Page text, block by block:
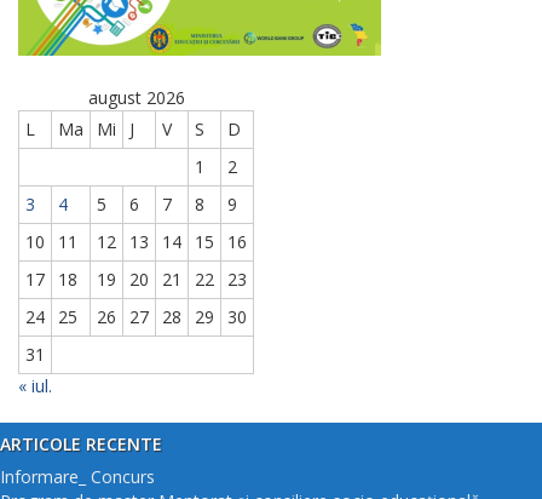
august 2026
L
Ma Mi J V S
D
1
2
3
4 5 6 7 8
9
10
11 12 13 14 15
16
17
18 19 20 21 22
23
24
25 26 27 28 29
30
31
« iul.
ARTICOLE RECENTE
Informare_ Concurs